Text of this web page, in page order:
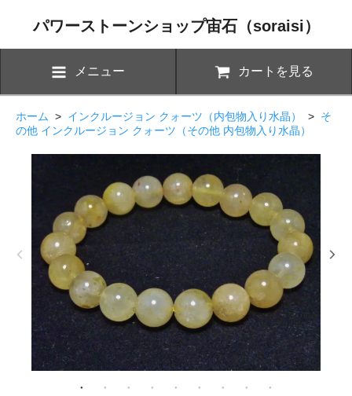
パワーストーンショップ宙石（soraisi）
メニュー カートを見る
ホーム > インクルージョン クォーツ（内包物入り水晶） > そ
の他 インクルージョン クォーツ（その他 内包物入り水晶）